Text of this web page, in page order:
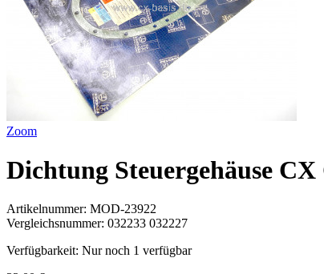
Zoom
Dichtung Steuergehäuse
Artikelnummer: MOD-23922
Vergleichsnummer: 032233 032227
Verfügbarkeit: Nur noch 1 verfügbar